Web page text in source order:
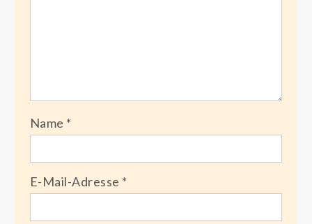
Name *
E-Mail-Adresse *